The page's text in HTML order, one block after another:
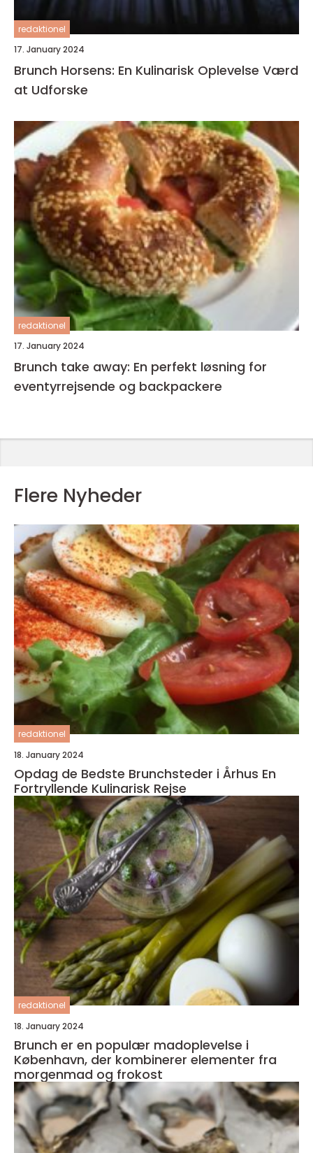
redaktionel
17. January 2024
Brunch Horsens: En Kulinarisk Oplevelse Værd
at Udforske
redaktionel
17. January 2024
Brunch take away: En perfekt løsning for
eventyrrejsende og backpackere
Flere Nyheder
redaktionel
18. January 2024
Opdag de Bedste Brunchsteder i Århus En
Fortryllende Kulinarisk Rejse
redaktionel
18. January 2024
Brunch er en populær madoplevelse i
København, der kombinerer elementer fra
morgenmad og frokost